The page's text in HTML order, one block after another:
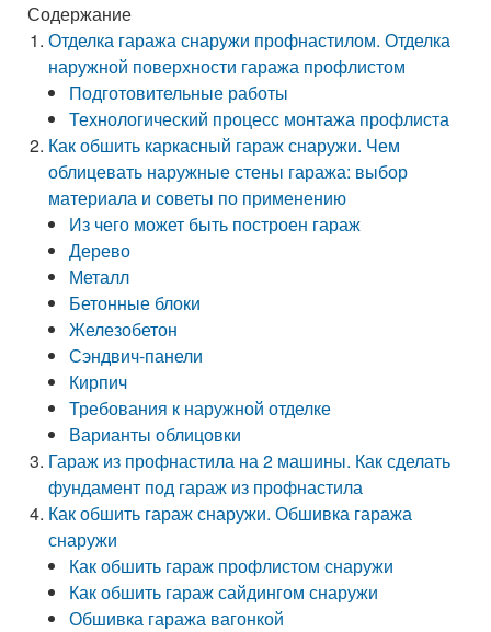
Содержание
Отделка гаража снаружи профнастилом. Отделка
наружной поверхности гаража профлистом
Подготовительные работы
Технологический процесс монтажа профлиста
Как обшить каркасный гараж снаружи. Чем
облицевать наружные стены гаража: выбор
материала и советы по применению
Из чего может быть построен гараж
Дерево
Металл
Бетонные блоки
Железобетон
Сэндвич-панели
Кирпич
Требования к наружной отделке
Варианты облицовки
Гараж из профнастила на 2 машины. Как сделать
фундамент под гараж из профнастила
Как обшить гараж снаружи. Обшивка гаража
снаружи
Как обшить гараж профлистом снаружи
Как обшить гараж сайдингом снаружи
Обшивка гаража вагонкой